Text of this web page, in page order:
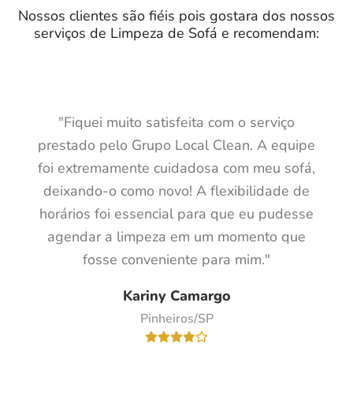
Nossos clientes são fiéis pois gostara dos nossos
serviços de Limpeza de Sofá e recomendam:
"Fiquei muito satisfeita com o serviço
prestado pelo Grupo Local Clean. A equipe
foi extremamente cuidadosa com meu sofá,
deixando-o como novo! A flexibilidade de
horários foi essencial para que eu pudesse
agendar a limpeza em um momento que
fosse conveniente para mim."
Kariny Camargo
Pinheiros/SP